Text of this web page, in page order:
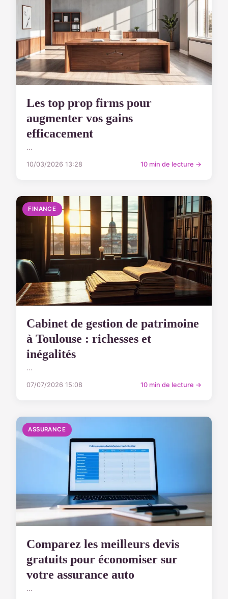
Les top prop firms pour
augmenter vos gains
efficacement
...
10/03/2026 13:28 10 min de lecture →
FINANCE
Cabinet de gestion de patrimoine
à Toulouse : richesses et
inégalités
...
07/07/2026 15:08 10 min de lecture →
ASSURANCE
Comparez les meilleurs devis
gratuits pour économiser sur
votre assurance auto
...